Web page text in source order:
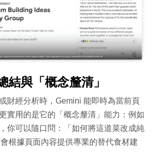
結與「概念釐清」
財經分析時，Gemini 能即時為當前頁
實用的是它的「概念釐清」能力：例如
你可以隨口問：「如何將這道菜改成純
根據頁面內容提供專業的替代食材建